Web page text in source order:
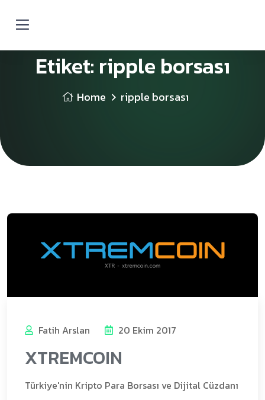
Etiket: ripple borsası
Home ripple borsası
Fatih Arslan 20 Ekim 2017
XTREMCOIN
Türkiye'nin Kripto Para Borsası ve Dijital Cüzdanı